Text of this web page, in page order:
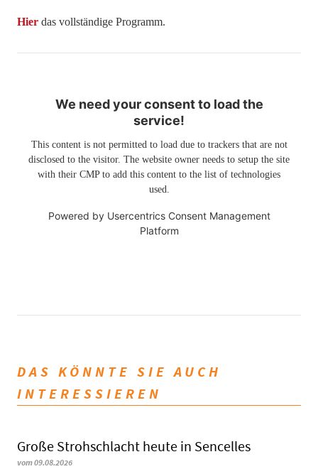
Hier das vollständige Programm.
We need your consent to load the
service!
This content is not permitted to load due to trackers that are not
disclosed to the visitor. The website owner needs to setup the site
with their CMP to add this content to the list of technologies
used.
Powered by Usercentrics Consent Management
Platform
DAS KÖNNTE SIE AUCH
INTERESSIEREN
Große Strohschlacht heute in Sencelles
vom 09.08.2026